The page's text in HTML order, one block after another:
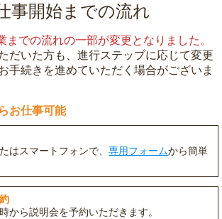
事開始までの流れ
までの流れの一部が変更となりました。
だいた方も、進行ステップに応じて変更
手続きを進めていただく場合がございま
お仕事可能
はスマートフォンで、専用フォームから簡単
から説明会を予約いただきます。